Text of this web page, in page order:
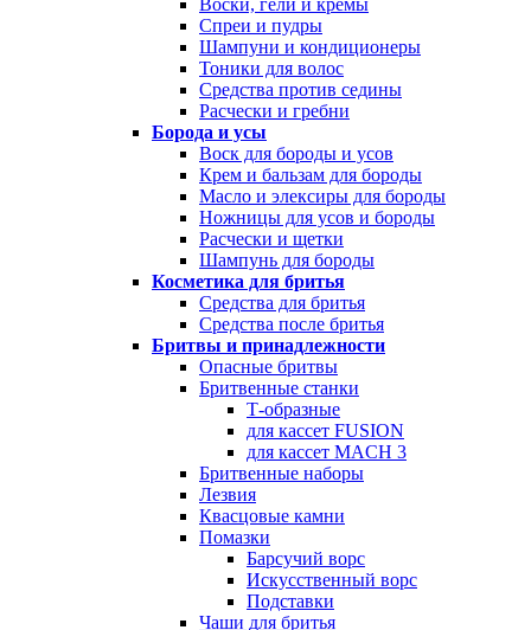
Воски, гели и кремы
Спреи и пудры
Шампуни и кондиционеры
Тоники для волос
Средства против седины
Расчески и гребни
Борода и усы
Воск для бороды и усов
Крем и бальзам для бороды
Масло и элексиры для бороды
Ножницы для усов и бороды
Расчески и щетки
Шампунь для бороды
Косметика для бритья
Средства для бритья
Средства после бритья
Бритвы и принадлежности
Опасные бритвы
Бритвенные станки
Т-образные
для кассет FUSION
для кассет MACH 3
Бритвенные наборы
Лезвия
Квасцовые камни
Помазки
Барсучий ворс
Искусственный ворс
Подставки
Чаши для бритья